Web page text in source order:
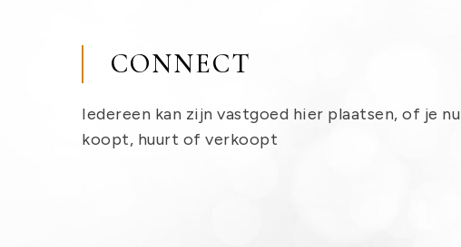
CONNECT
Iedereen kan zijn vastgoed hier plaatsen, of je nu
koopt, huurt of verkoopt